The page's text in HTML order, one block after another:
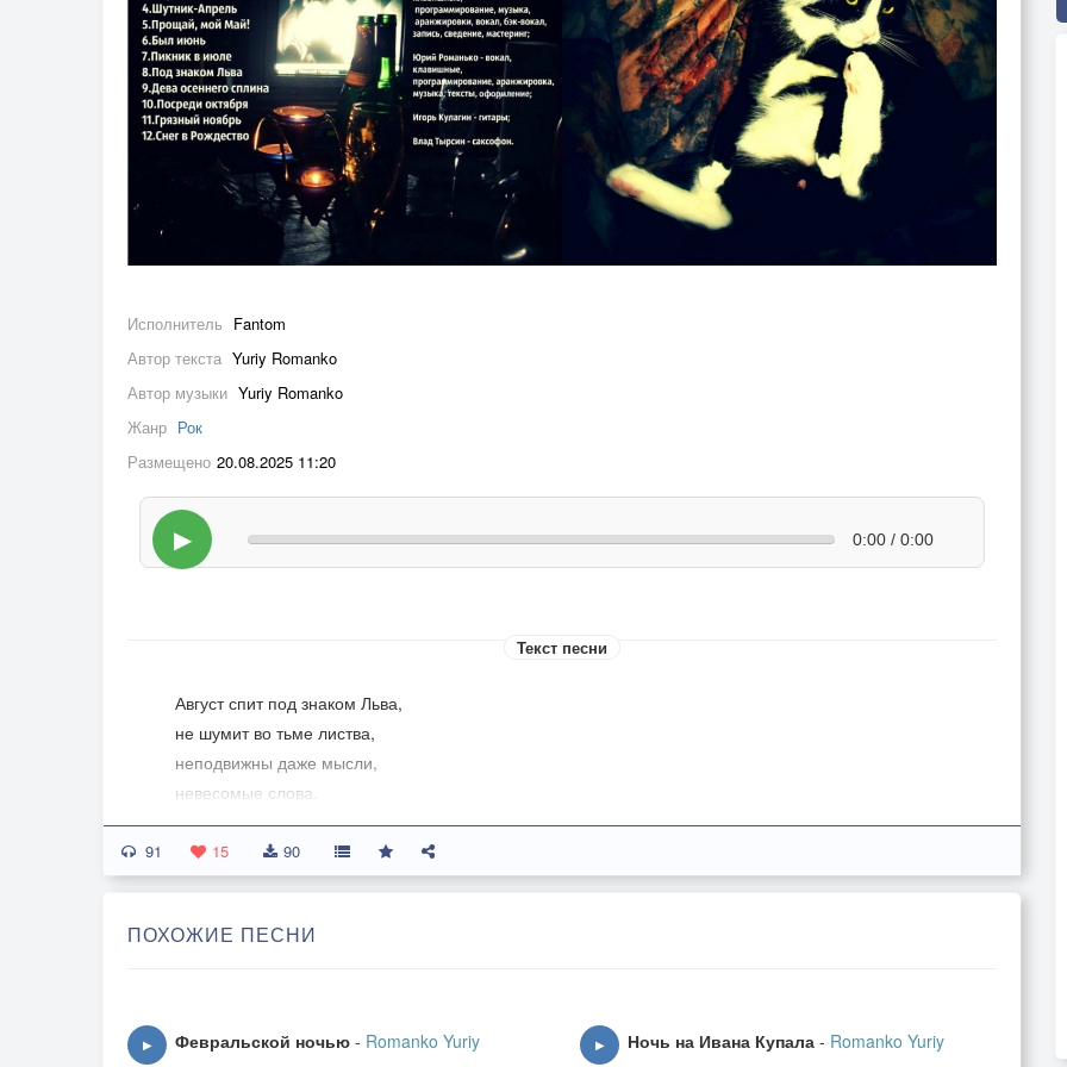
Исполнитель Fantom
Автор текста Yuriy Romanko
Автор музыки Yuriy Romanko
Жанр Рок
Размещено 20.08.2025 11:20
▶ 0:00 / 0:00
Текст песни
Август спит под знаком Льва,
не шумит во тьме листва,
неподвижны даже мысли,
невесомые слова.
Август спит под знаком Льва,
и созвездий кружева
извиваются, играют
у Льва.
захватив воображенье, за каких-то полчаса:
91 15 90
ПОХОЖИЕ ПЕСНИ
▶ Февральской ночью - Romanko Yuriy ▶ Ночь на Ивана Купала - Romanko Yuriy